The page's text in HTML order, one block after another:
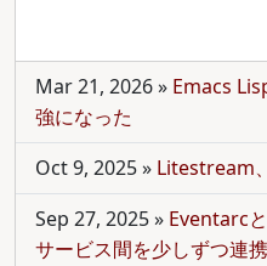
Mar 21, 2026» Emacs
強になった
Oct 9, 2025» Litestream
Sep 27, 2025» Eventarc
サービス間を少しずつ連